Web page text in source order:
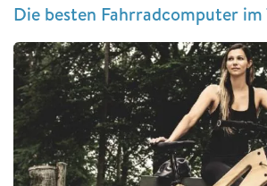
Die besten Fahrradcomputer im